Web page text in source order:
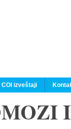
COI izveštaji